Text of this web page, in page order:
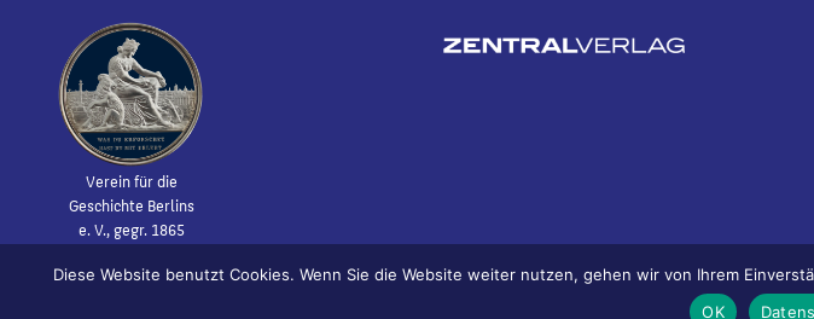
Verein für die
Geschichte Berlins
e. V., gegr. 1865
Diese Website benutzt Cookies. Wenn Sie die Website weiter nutzen, gehen wir von Ihrem
OK